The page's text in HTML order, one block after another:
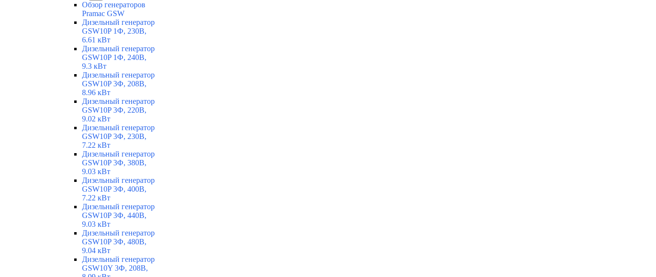
Обзор генераторов
Pramac GSW
Дизельный генератор
GSW10P 1Ф, 230В,
6.61 кВт
Дизельный генератор
GSW10P 1Ф, 240В,
9.3 кВт
Дизельный генератор
GSW10P 3Ф, 208В,
8.96 кВт
Дизельный генератор
GSW10P 3Ф, 220В,
9.02 кВт
Дизельный генератор
GSW10P 3Ф, 230В,
7.22 кВт
Дизельный генератор
GSW10P 3Ф, 380В,
9.03 кВт
Дизельный генератор
GSW10P 3Ф, 400В,
7.22 кВт
Дизельный генератор
GSW10P 3Ф, 440В,
9.03 кВт
Дизельный генератор
GSW10P 3Ф, 480В,
9.04 кВт
Дизельный генератор
GSW10Y 3Ф, 208В,